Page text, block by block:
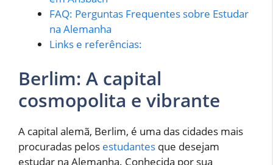
FAQ: Perguntas Frequentes sobre Estudar
na Alemanha
Links e referências:
Berlim: A capital
cosmopolita e vibrante
A capital alemã, Berlim, é uma das cidades mais
procuradas pelos estudantes que desejam
estudar na Alemanha. Conhecida por sua